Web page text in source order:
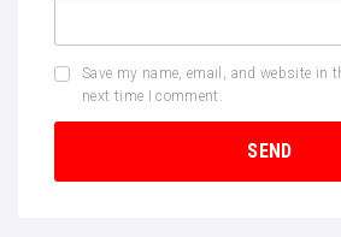
Save my name, email, and website in
next time I comment.